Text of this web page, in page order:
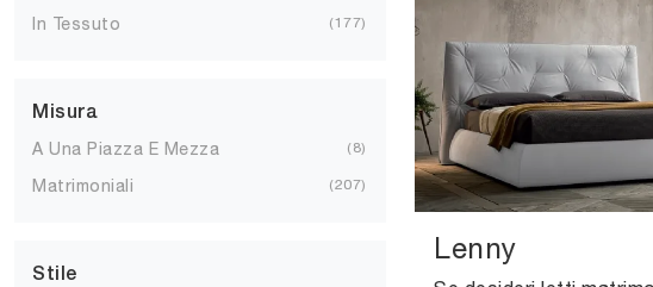
In Tessuto 177
Misura
A Una Piazza E Mezza 8
Matrimoniali 207
Stile
Lenny